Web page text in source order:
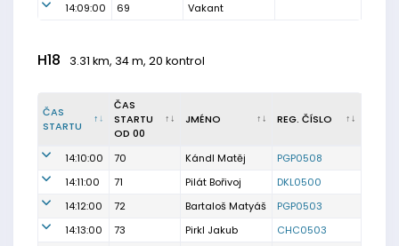
14:09:00
69 Vakant
H18 3.31 km, 34 m, 20 kontrol
ČAS
STARTU
ČAS
STARTU
OD 00
JMÉNO REG. ČÍSLO
14:10:00 70 Kándl Matěj
PGP0508
14:11:00
71 Pilát Bořivoj
DKL0500
14:12:00
72 Bartaloš Matyáš
PGP0503
14:13:00
73 Pirkl Jakub
CHC0503